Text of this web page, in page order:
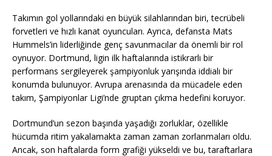
Takımın gol yollarındaki en büyük silahlarından biri, tecrübeli
forvetleri ve hızlı kanat oyuncuları. Ayrıca, defansta Mats
Hummels’in liderliğinde genç savunmacılar da önemli bir rol
oynuyor. Dortmund, ligin ilk haftalarında istikrarlı bir
performans sergileyerek şampiyonluk yarışında iddialı bir
konumda bulunuyor. Avrupa arenasında da mücadele eden
takım, Şampiyonlar Ligi’nde gruptan çıkma hedefini koruyor.
Dortmund’un sezon başında yaşadığı zorluklar, özellikle
hücumda ritim yakalamakta zaman zaman zorlanmaları oldu.
Ancak, son haftalarda form grafiği yükseldi ve bu, taraftarlara